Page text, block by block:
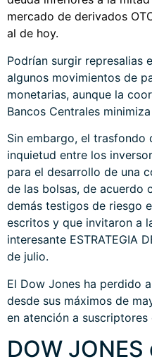
mercado de derivados
al de hoy.
Podrían surgir represalias
algunos movimientos de
monetarias, aunque la
Bancos Centrales
Sin embargo, el trasfondo
inquietud entre los
para el desarrollo de una
de las bolsas, de acuerdo
demás testigos de riesgo
escritos y que invitaron a
interesante ESTRATEGIA
de julio.
El Dow Jones ha perdido
desde sus máximos de
en atención a suscriptores
DOW